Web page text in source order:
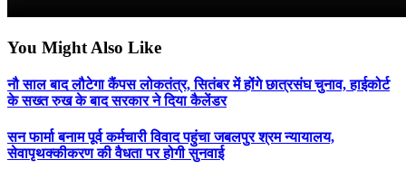
You Might Also Like
नौ साल बाद लौटेगा कैंपस लोकतंत्र, सितंबर में होंगे छात्रसंघ चुनाव, हाईकोर्ट
के सख्त रुख के बाद सरकार ने दिया कैलेंडर
सन फार्मा बनाम पूर्व कर्मचारी विवाद पहुंचा जबलपुर श्रम न्यायालय,
सेवापृथक्कीकरण की वैधता पर होगी सुनवाई